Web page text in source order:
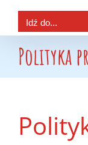
Idź do...
Polityka